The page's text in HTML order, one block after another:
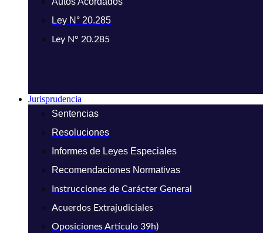
Ley N° 20.285
Ley N° 20.285
Jurisprudencia
Sentencias
Resoluciones
Informes de Leyes Especiales
Recomendaciones Normativas
Instrucciones de Carácter General
Acuerdos Extrajudiciales
Oposiciones Artículo 39h)